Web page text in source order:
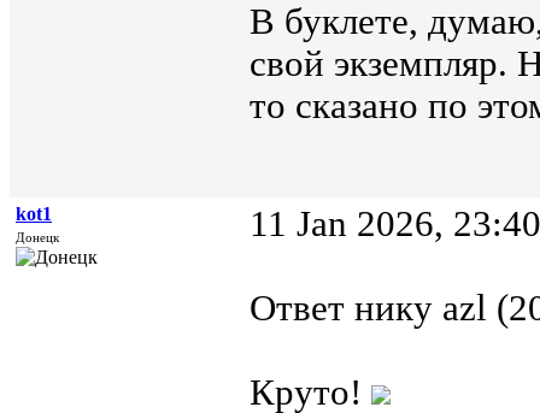
В буклете,
свой экземпляр.
то сказано по
kot1
Донецк 11 Jan 2026, 23:40
Ответ нику azl
Круто!